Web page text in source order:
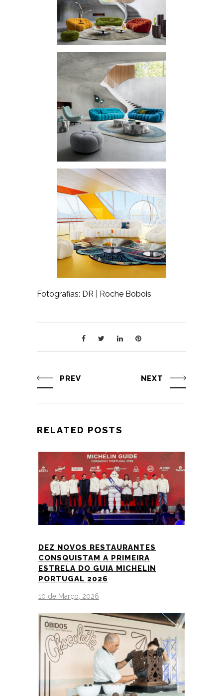
Fotografias: DR | Roche Bobois
PREV NEXT
RELATED POSTS
DEZ NOVOS RESTAURANTES
CONSQUISTAM A PRIMEIRA
ESTRELA DO GUIA MICHELIN
PORTUGAL 2026
10 de Março, 2026